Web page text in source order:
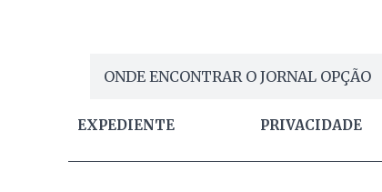
ONDE ENCONTRAR O JORNAL OPÇÃO
EXPEDIENTE PRIVACIDADE